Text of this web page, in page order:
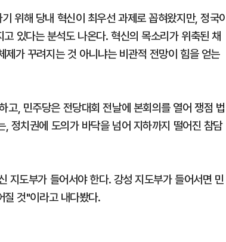
위해 당내 혁신이 최우선 과제로 꼽혀왔지만, 정국
있다는 분석도 나온다. 혁신의 목소리가 위축된 채
가 꾸려지는 것 아니냐는 비관적 전망이 힘을 얻는
고, 민주당은 전당대회 전날에 본회의를 열어 쟁점 법
정치권에 도의가 바닥을 넘어 지하까지 떨어진 참담
지도부가 들어서야 한다. 강성 지도부가 들어서면 민
질 것"이라고 내다봤다.